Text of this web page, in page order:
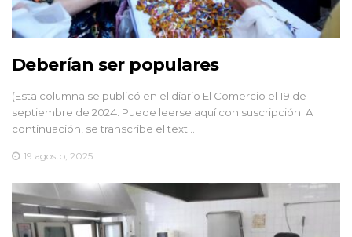
Deberían ser populares
(Esta columna se publicó en el diario El Comercio el 19 de
septiembre de 2024. Puede leerse aquí con suscripción. A
continuación, se transcribe el text…
19 agosto, 2025